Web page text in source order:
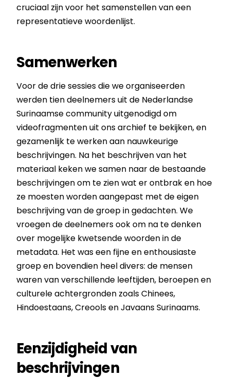
cruciaal zijn voor het samenstellen van een
representatieve woordenlijst.
Samenwerken
Voor de drie sessies die we organiseerden
werden tien deelnemers uit de Nederlandse
Surinaamse community uitgenodigd om
videofragmenten uit ons archief te bekijken, en
gezamenlijk te werken aan nauwkeurige
beschrijvingen. Na het beschrijven van het
materiaal keken we samen naar de bestaande
beschrijvingen om te zien wat er ontbrak en hoe
ze moesten worden aangepast met de eigen
beschrijving van de groep in gedachten. We
vroegen de deelnemers ook om na te denken
over mogelijke kwetsende woorden in de
metadata. Het was een fijne en enthousiaste
groep en bovendien heel divers: de mensen
waren van verschillende leeftijden, beroepen en
culturele achtergronden zoals Chinees,
Hindoestaans, Creools en Javaans Surinaams.
Eenzijdigheid van
beschrijvingen